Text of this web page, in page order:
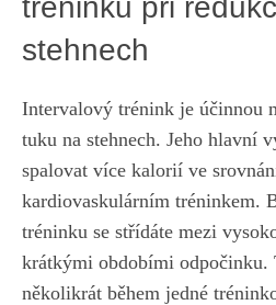
stehnech
Intervalový trénink je​ účinnou
tuku na stehnech. Jeho⁣ hlavní
spalovat více kalorií ve‌
kardiovaskulárním tréninkem.
tréninku se⁤ střídáte ⁣mezi⁤
krátkými obdobími odpočinku.
několikrát během jedné